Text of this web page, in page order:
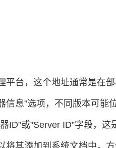
台，这个地址通常是在
息”选项，不同版本可能
或”Server ID”字段，这
其添加到系统文档中，方